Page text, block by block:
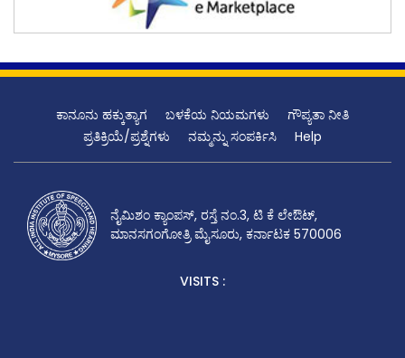
ಕಾನೂನು ಹಕ್ಕುತ್ಯಾಗ ಬಳಕೆಯ ನಿಯಮಗಳು
ಗೌಪ್ಯತಾ ನೀತಿ
ಪ್ರತಿಕ್ರಿಯೆ/ಪ್ರಶ್ನೆಗಳು
ನಮ್ಮನ್ನು ಸಂಪರ್ಕಿಸಿ Help
ನೈಮಿಶಂ ಕ್ಯಾಂಪಸ್, ರಸ್ತೆ ನಂ.3, ಟಿ ಕೆ ಲೇಔಟ್,
ಮಾನಸಗಂಗೋತ್ರಿ ಮೈಸೂರು, ಕರ್ನಾಟಕ 570006
VISITS :